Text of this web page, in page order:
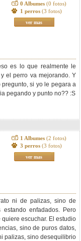
0 Albumes (0 fotos)
1 perros (3 fotos)
ver mas
es lo que realmente le
el perro va mejorando. Y
si yo le pegara a
pegando y punto no?? :S
1 Albumes (2 fotos)
3 perros (3 fotos)
ver mas
ni de palizas, sino de
enfadados. Pero
escuchar. El estudio
sino de puros datos,
palizas, sino desequilibrio